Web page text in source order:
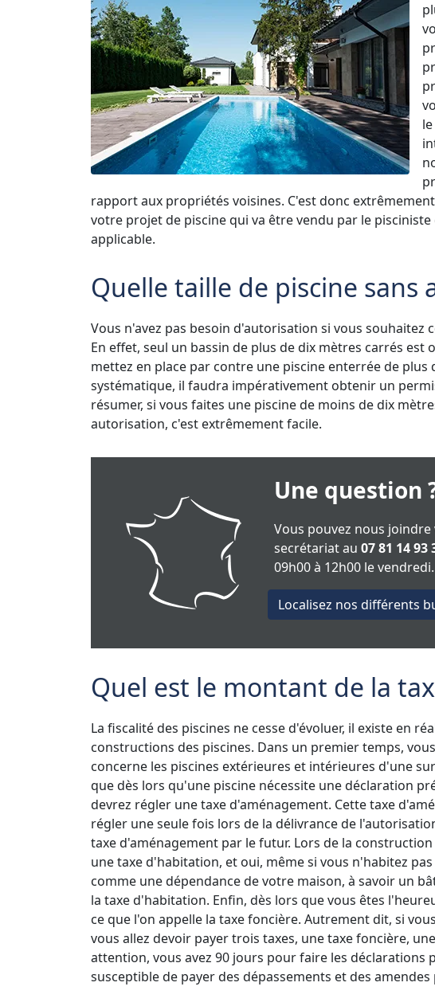
rapport aux propriétés voisines. C'est donc
votre projet de piscine qui va être vendu par le
applicable.
Quelle taille de piscine sans
Vous n'avez pas besoin d'autorisation si vous
En effet, seul un bassin de plus de dix mètres carrés
mettez en place par contre une piscine enterrée de plus
systématique, il faudra impérativement obtenir un
résumer, si vous faites une piscine de moins de dix
autorisation, c'est extrêmement facile.
Une question
Vous pouvez nous
secrétariat au 07 81 14 93
09h00 à 12h00 le vendredi.
Localisez nos différents
Quel est le montant de la
La fiscalité des piscines ne cesse d'évoluer, il existe en
constructions des piscines. Dans un premier temps,
concerne les piscines extérieures et intérieures d'une
que dès lors qu'une piscine nécessite une déclaration
devrez régler une taxe d'aménagement. Cette taxe
régler une seule fois lors de la délivrance de
taxe d'aménagement par le futur. Lors de la
une taxe d'habitation, et oui, même si vous n'habitez
comme une dépendance de votre maison, à savoir un
la taxe d'habitation. Enfin, dès lors que vous êtes
ce que l'on appelle la taxe foncière. Autrement dit, si
vous allez devoir payer trois taxes, une taxe foncière,
attention, vous avez 90 jours pour faire les déclarations
susceptible de payer des dépassements et des